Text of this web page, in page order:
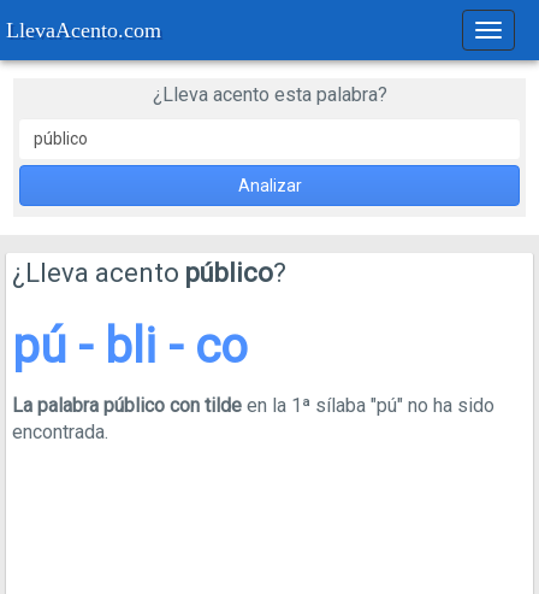
LlevaAcento.com
de
¿Lleva acento esta palabra?
Analizar
¿Lleva acento público?
pú - bli - co
La palabra público con tilde en la 1ª sílaba "pú" no ha sido
encontrada.